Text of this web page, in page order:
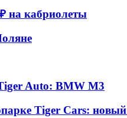
на кабриолеты
Auto: BMW М3
Tiger Cars: